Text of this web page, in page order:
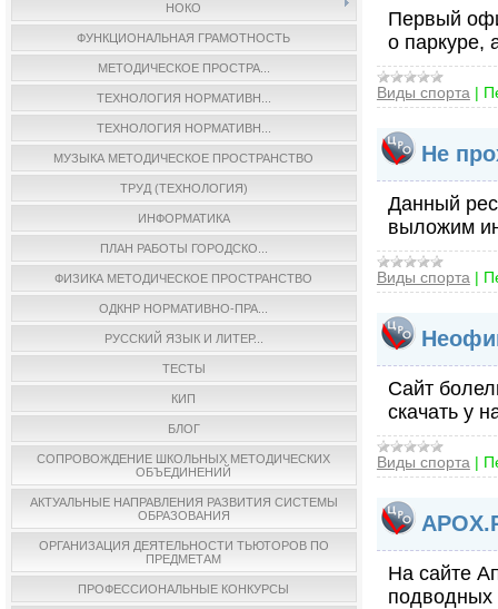
НОКО
ФУНКЦИОНАЛЬНАЯ ГРАМОТНОСТЬ
МЕТОДИЧЕСКОЕ ПРОСТРА...
ТЕХНОЛОГИЯ НОРМАТИВН...
ТЕХНОЛОГИЯ НОРМАТИВН...
МУЗЫКА МЕТОДИЧЕСКОЕ ПРОСТРАНСТВО
ТРУД (ТЕХНОЛОГИЯ)
ИНФОРМАТИКА
ПЛАН РАБОТЫ ГОРОДСКО...
ФИЗИКА МЕТОДИЧЕСКОЕ ПРОСТРАНСТВО
ОДКНР НОРМАТИВНО-ПРА...
РУССКИЙ ЯЗЫК И ЛИТЕР...
ТЕСТЫ
КИП
БЛОГ
СОПРОВОЖДЕНИЕ ШКОЛЬНЫХ МЕТОДИЧЕСКИХ
ОБЪЕДИНЕНИЙ
АКТУАЛЬНЫЕ НАПРАВЛЕНИЯ РАЗВИТИЯ СИСТЕМЫ
ОБРАЗОВАНИЯ
ОРГАНИЗАЦИЯ ДЕЯТЕЛЬНОСТИ ТЬЮТОРОВ ПО
ПРЕДМЕТАМ
ПРОФЕССИОНАЛЬНЫЕ КОНКУРСЫ
Первый
о паркуре,
Виды спорта |
Не
Данный
выложим
Виды спорта |
Сайт
скачать у
Виды спорта |
На сайте
подводных